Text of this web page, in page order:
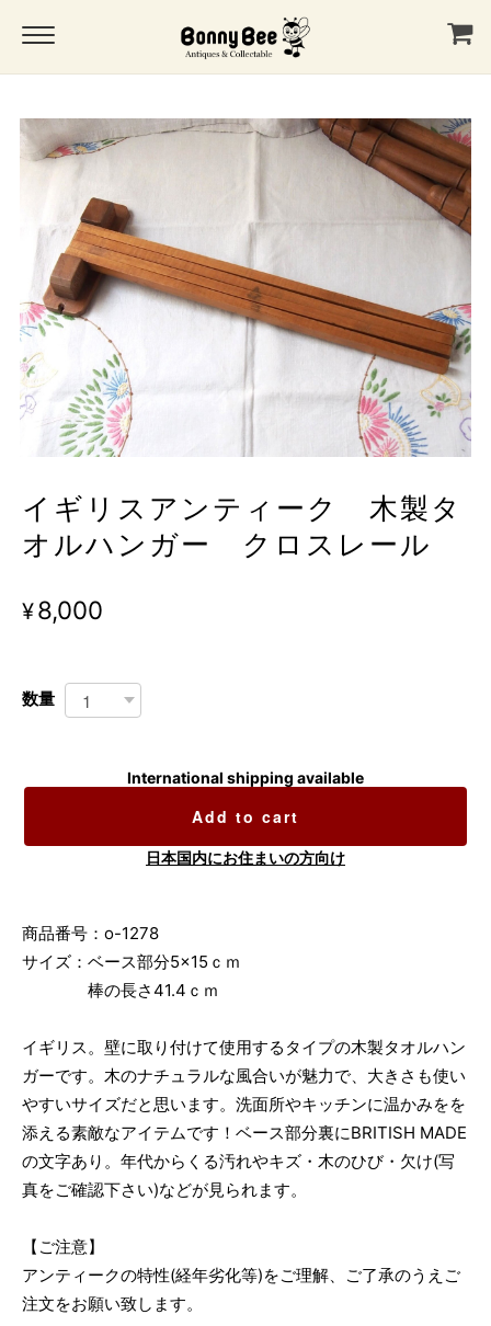
イギリスアンティーク 木製タ
オルハンガー クロスレール
¥8,000
数量
International shipping available
Add to cart
日本国内にお住まいの方向け
商品番号：o-1278
サイズ：ベース部分5×15ｃｍ
棒の長さ41.4ｃｍ
イギリス。壁に取り付けて使用するタイプの木製タオルハン
ガーです。木のナチュラルな風合いが魅力で、大きさも使い
やすいサイズだと思います。洗面所やキッチンに温かみをを
添える素敵なアイテムです！ベース部分裏にBRITISH MADE
の文字あり。年代からくる汚れやキズ・木のひび・欠け(写
真をご確認下さい)などが見られます。
【ご注意】
アンティークの特性(経年劣化等)をご理解、ご了承のうえご
注文をお願い致します。